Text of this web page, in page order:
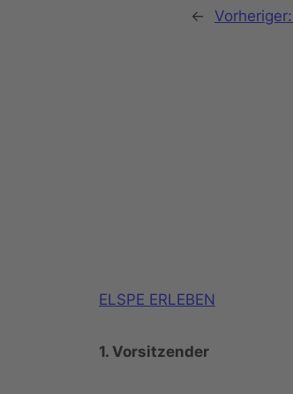
← Vorheriger:
ELSPE ERLEBEN
1. Vorsitzender